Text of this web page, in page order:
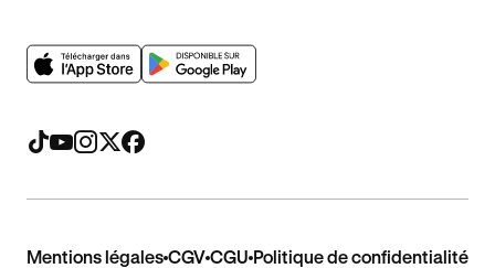
Mentions légales CGV CGU Politique de confidentialité